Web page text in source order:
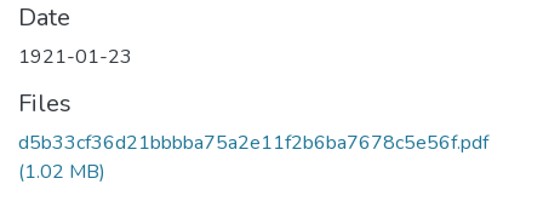
Date
1921-01-23
Files
d5b33cf36d21bbbba75a2e11f2b6ba7678c5e56f.pdf
(1.02 MB)